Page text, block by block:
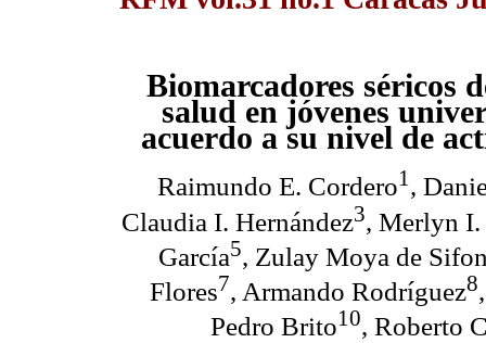
Biomarcadores séricos
salud en jóvenes
acuerdo a su nivel de
Raimundo E. Cordero1 ,
Claudia I. Hernández3, Merlyn I.
García5, Zulay Moya de
Flores7, Armando Rodríguez8
Pedro Brito10, Roberto